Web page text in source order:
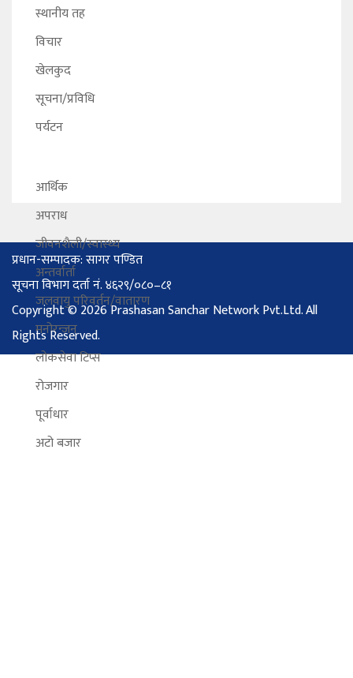
स्थानीय तह
विचार
खेलकुद
सूचना/प्रविधि
पर्यटन
आर्थिक
अपराध
जीवनशैली/स्वास्थ्य
अन्तर्वार्ता
जलवायु परिवर्तन/वातारण
मनोरन्जन
लोकसेवा टिप्स
रोजगार
पूर्वाधार
अटो बजार
प्रधान-सम्पादक: सागर पण्डित
सूचना विभाग दर्ता नं. ४६२९/०८०–८१
Copyright © 2026 Prashasan Sanchar Network Pvt.Ltd. All
Rights Reserved.